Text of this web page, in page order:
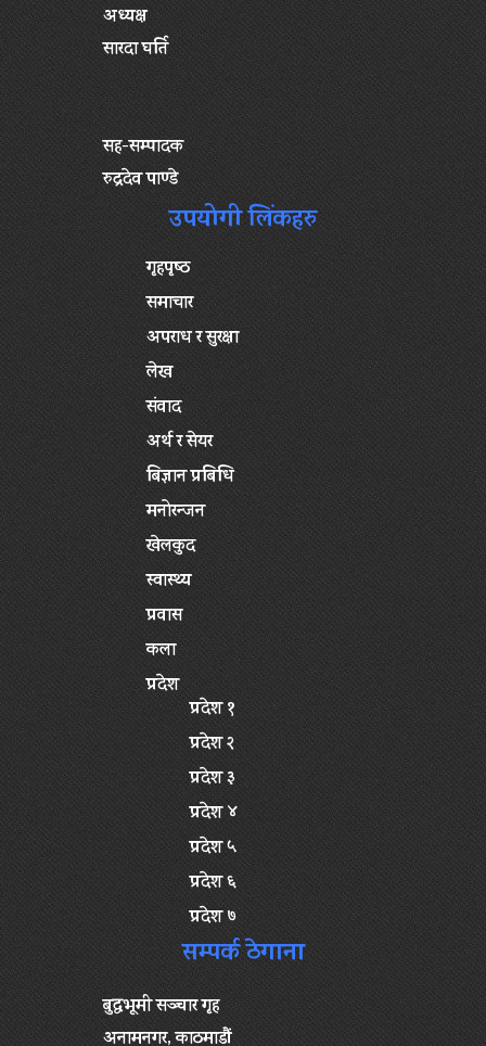
अध्यक्ष
सारदा घर्ति
सह-सम्पादक
रुद्रदेव पाण्डे
उपयोगी लिंकहरु
गृहपृष्‍ठ
समाचार
अपराध र सुरक्षा
लेख
संवाद
अर्थ र सेयर
बिज्ञान प्रबिधि
मनोरन्जन
खेलकुद
स्वास्थ्य
प्रवास
कला
प्रदेश
प्रदेश १
प्रदेश २
प्रदेश ३
प्रदेश ४
प्रदेश ५
प्रदेश ६
प्रदेश ७
सम्पर्क ठेगाना
बुद्धभूमी सञ्चार गृह
अनामनगर, काठमाडौं